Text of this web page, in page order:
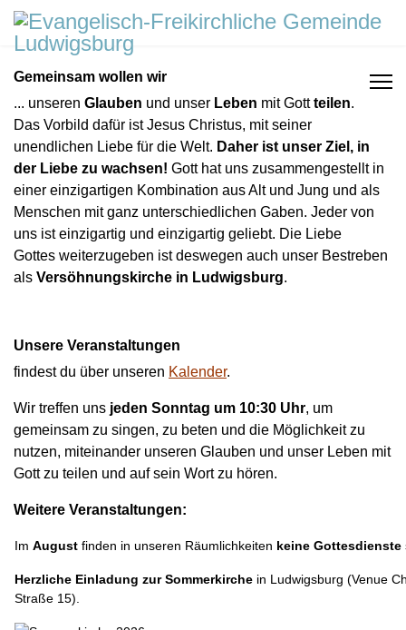
Gemeinsam wollen wir
... unseren Glauben und unser Leben mit Gottteilen.
Das Vorbild dafür ist Jesus Christus, mit seiner
unendlichen Liebe für die Welt. Daher ist unser Ziel, in
der Liebe zu wachsen! Gott hat uns zusammengestellt in
einer einzigartigen Kombination aus Alt und Jung und als
Menschen mit ganz unterschiedlichen Gaben. Jeder von
uns ist einzigartig und einzigartig geliebt. Die Liebe
Gottes weiterzugeben ist deswegen auch unser Bestreben
als Versöhnungskirche in Ludwigsburg.
Unsere Veranstaltungen
findest du über unseren Kalender.
Wir treffen uns jeden Sonntag um 10:30 Uhr, um
gemeinsam zu singen, zu beten und die Möglichkeit zu
nutzen, miteinander unseren Glauben und unser Leben mit
Gott zu teilen und auf sein Wort zu hören.
Weitere Veranstaltungen:
Im August finden in unseren Räumlichkeiten keine Gottesdienste
Herzliche Einladung zur Sommerkirche in Ludwigsburg (Venue
Straße 15).